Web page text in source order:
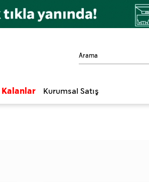
Kalanlar Kurumsal Satış